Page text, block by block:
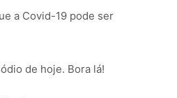
a Covid-19 pode ser
de hoje. Bora lá!